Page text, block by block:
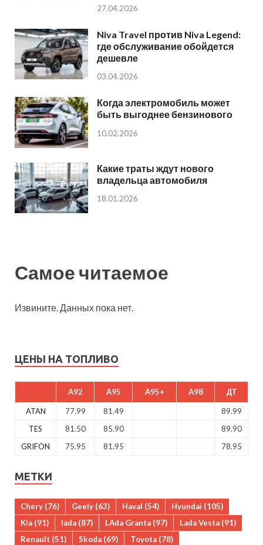
27.04.2026
Niva Travel против Niva Legend:
где обслуживание обойдется
дешевле
03.04.2026
Когда электромобиль может
быть выгоднее бензинового
10.02.2026
Какие траты ждут нового
владельца автомобиля
18.01.2026
Самое читаемое
Извините. Данных пока нет.
ЦЕНЫ НА ТОПЛИВО
A92 A95 A95+ A98 ДТ
ATAN 77.99 81.49
89.99
TES
81.50 85.90
89.90
GRIFON
75.95 81.95 78.95
МЕТКИ
Chery (76) Geely (63) Haval (54) Hyundai (105)
Kia (91) lada (87) LAda Granta (97) Lada Vesta (91)
Renault (51) Skoda (69) Toyota (78)